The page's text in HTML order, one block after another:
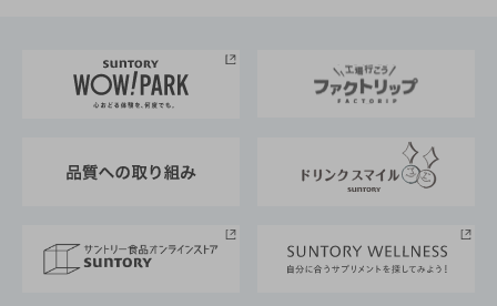
地域情報
サントリーサンバーズ大阪
サントリーが考えるサステナビリティ経営
企業概要
採用情報